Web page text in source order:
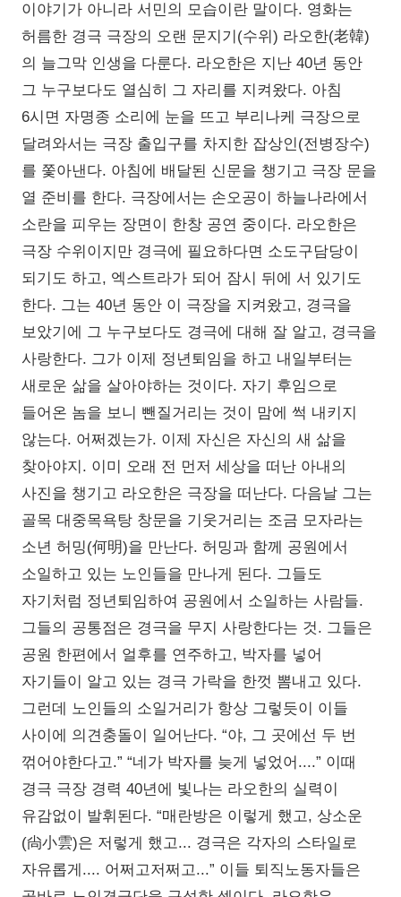
이야기가 아니라 서민의 모습이란 말이다. 영화는
허름한 경극 극장의 오랜 문지기(수위) 라오한(老韓)
의 늘그막 인생을 다룬다. 라오한은 지난 40년 동안
그 누구보다도 열심히 그 자리를 지켜왔다. 아침
6시면 자명종 소리에 눈을 뜨고 부리나케 극장으로
달려와서는 극장 출입구를 차지한 잡상인(전병장수)
를 쫓아낸다. 아침에 배달된 신문을 챙기고 극장 문을
열 준비를 한다. 극장에서는 손오공이 하늘나라에서
소란을 피우는 장면이 한창 공연 중이다. 라오한은
극장 수위이지만 경극에 필요하다면 소도구담당이
되기도 하고, 엑스트라가 되어 잠시 뒤에 서 있기도
한다. 그는 40년 동안 이 극장을 지켜왔고, 경극을
보았기에 그 누구보다도 경극에 대해 잘 알고, 경극을
사랑한다. 그가 이제 정년퇴임을 하고 내일부터는
새로운 삶을 살아야하는 것이다. 자기 후임으로
들어온 놈을 보니 뺀질거리는 것이 맘에 썩 내키지
않는다. 어쩌겠는가. 이제 자신은 자신의 새 삶을
찾아야지. 이미 오래 전 먼저 세상을 떠난 아내의
사진을 챙기고 라오한은 극장을 떠난다. 다음날 그는
골목 대중목욕탕 창문을 기웃거리는 조금 모자라는
소년 허밍(何明)을 만난다. 허밍과 함께 공원에서
소일하고 있는 노인들을 만나게 된다. 그들도
자기처럼 정년퇴임하여 공원에서 소일하는 사람들.
그들의 공통점은 경극을 무지 사랑한다는 것. 그들은
공원 한편에서 얼후를 연주하고, 박자를 넣어
자기들이 알고 있는 경극 가락을 한껏 뽐내고 있다.
그런데 노인들의 소일거리가 항상 그렇듯이 이들
사이에 의견충돌이 일어난다. “야, 그 곳에선 두 번
꺾어야한다고.” “네가 박자를 늦게 넣었어....” 이때
경극 극장 경력 40년에 빛나는 라오한의 실력이
유감없이 발휘된다. “매란방은 이렇게 했고, 상소운
(尙小雲)은 저렇게 했고... 경극은 각자의 스타일로
자유롭게.... 어쩌고저쩌고...” 이들 퇴직노동자들은